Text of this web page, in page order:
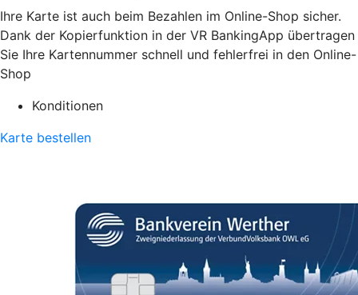
Ihre Karte ist auch beim Bezahlen im Online-Shop sicher.
Dank der Kopierfunktion in der VR BankingApp übertragen
Sie Ihre Kartennummer schnell und fehlerfrei in den Online-
Shop
Konditionen
Karte bestellen